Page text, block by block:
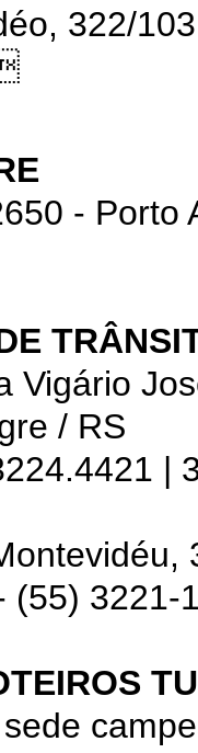
322/
- Porto
Vigário
/ RS
|
(55) 3221-